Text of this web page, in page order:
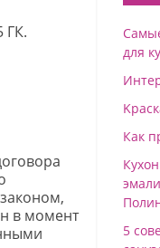
ГК.
в момент
для
Как
5